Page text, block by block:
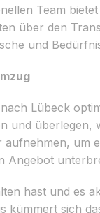
Team
über den
und
Lübeck
und
um
Angebot
hast und es
kümmert sich